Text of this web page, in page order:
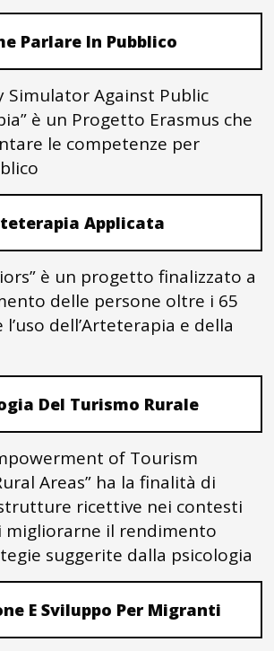
Parlare In Pubblico
Simulator Against Public
è un Progetto Erasmus che
le competenze per
Applicata
è un progetto finalizzato a
delle persone oltre i 65
dell’Arteterapia e della
Del Turismo Rurale
of Tourism
Areas” ha la finalità di
ricettive nei contesti
migliorarne il rendimento
suggerite dalla psicologia
E Sviluppo Per Migranti